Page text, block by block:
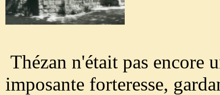
Thézan n'était pas encore
imposante forteresse,